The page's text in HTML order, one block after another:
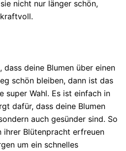
nicht nur länger schön,
deine Blumen über einen
schön bleiben, dann ist das
super Wahl. Es ist einfach in
dafür, dass deine Blumen
auch gesünder sind. So
ihrer Blütenpracht erfreuen
um ein schnelles